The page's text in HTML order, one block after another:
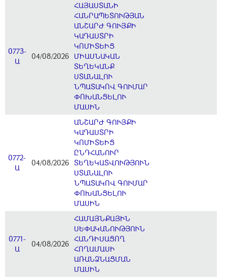
0773-
Ա
04/08/2026
ՀԱՅԱՍՏԱՆԻ
ՀԱՆՐԱՊԵՏՈՒԹՅԱՆ
ԱՆՇԱՐԺ ԳՈՒՅՔԻ
ԿԱԴԱՍՏՐԻ
ԿՈՄԻՏԵԻՑ
ՄԻԱՍՆԱԿԱՆ
ՏԵՂԵԿԱՆՔ
ՍՏԱՆԱԼՈՒ
ՆՊԱՏԱԿՈՎ ԳՈՒՄԱՐ
ՓՈԽԱՆՑԵԼՈՒ
ՄԱՍԻՆ
0772-
Ա
04/08/2026
ԱՆՇԱՐԺ ԳՈՒՅՔԻ
ԿԱԴԱՍՏՐԻ
ԿՈՄԻՏԵԻՑ
ԸՆԴՀԱՆՈՒՐ
ՏԵՂԵԿԱՏՎՈՒԹՅՈՒՆ
ՍՏԱՆԱԼՈՒ
ՆՊԱՏԱԿՈՎ ԳՈՒՄԱՐ
ՓՈԽԱՆՑԵԼՈՒ
ՄԱՍԻՆ
0771-
Ա
04/08/2026
ՀԱՄԱՅՆՔԱՅԻՆ
ՍԵՓԱԿԱՆՈՒԹՅՈՒՆ
ՀԱՆԴԻՍԱՑՈՂ
ՀՈՂԱՄԱՍԻ
ԱՌԱՆՁՆԱՑՄԱՆ
ՄԱՍԻՆ